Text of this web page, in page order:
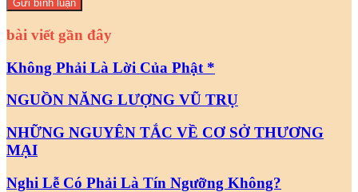
bài viết gần đây
Không Phải Là Lời Của Phật *
NGUỒN NĂNG LƯỢNG VŨ TRỤ
NHỮNG NGUYÊN TẮC VỀ CƠ SỞ THƯƠNG
MẠI
Nghi Lễ Có Phải Là Tín Ngưỡng Không?